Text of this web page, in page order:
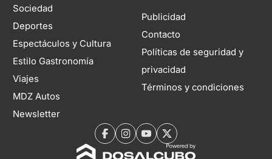
Sociedad
Deportes
Espectáculos y Cultura
Estilo Gastronomía
Viajes
MDZ Autos
Newsletter
Publicidad
Contacto
Políticas de seguridad y
privacidad
Términos y condiciones